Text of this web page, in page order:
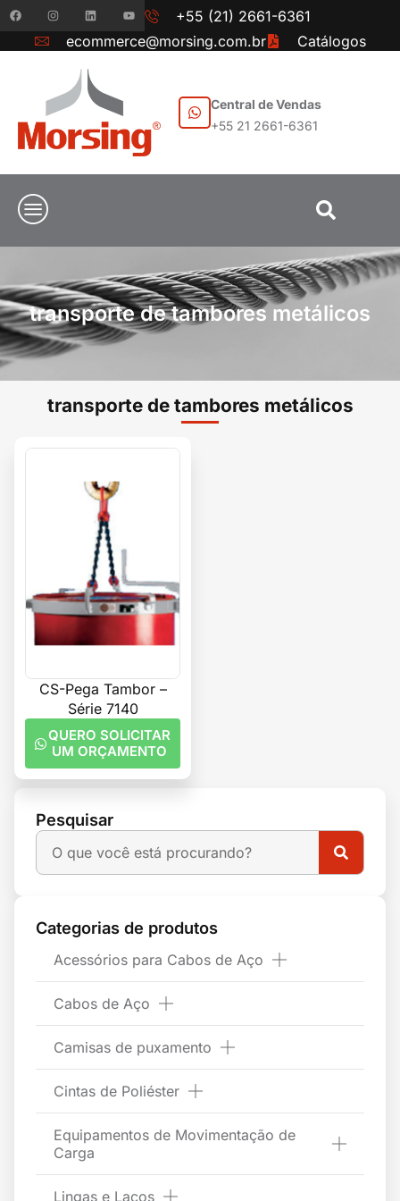
+55 (21) 2661-6361
ecommerce@morsing.com.br
Catálogos
Central de Vendas
+55 21 2661-6361
transporte de tambores metálicos
Pesquisar
Categorias de produtos
Acessórios para Cabos de Aço
Cabos de Aço
Camisas de puxamento
Cintas de Poliéster
Equipamentos de Movimentação de
Carga
Lingas e Laços
transporte de tambores metálicos
CS-Pega Tambor –
Série 7140
QUERO SOLICITAR
UM ORÇAMENTO